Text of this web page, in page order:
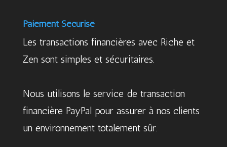
Paiement Sécurisé
Les transactions financières avec Riche et
Zen sont simples et sécuritaires.
Nous utilisons le service de transaction
financière PayPal pour assurer à nos clients
un environnement totalement sûr.